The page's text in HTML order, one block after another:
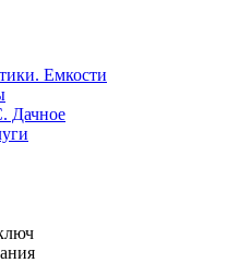
Емкости
Дачное